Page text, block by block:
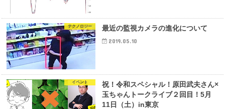
テクノロジー 最近の監視カメラの進化について
2019.05.10
イベント
祝！令和スペシャル！原田武夫さん×
玉ちゃんトークライブ２回目！5月
11日（土）in東京